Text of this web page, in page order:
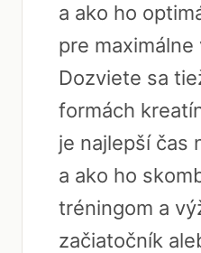
a ako ho
pre
Dozviete sa
formách
je najlepší čas
a ako ho
tréningom a
začiatočník